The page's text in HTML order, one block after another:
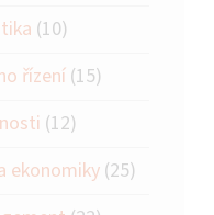
(10)
řízení (15)
(12)
ekonomiky(25)